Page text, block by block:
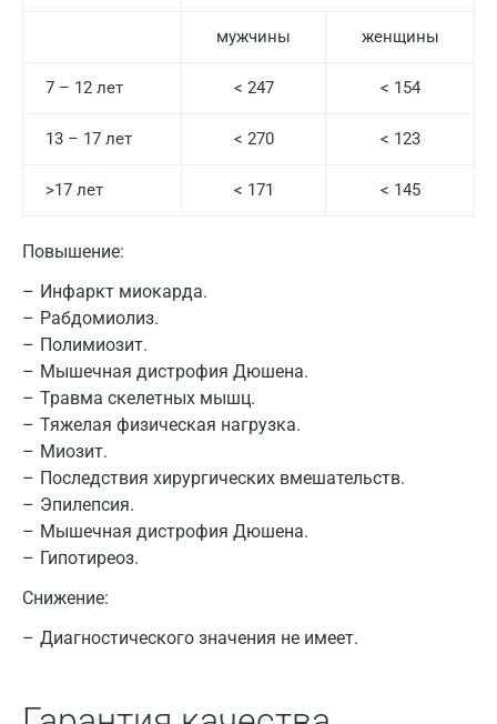
мужчины женщины
7 – 12 лет < 247 < 154
13 – 17 лет < 270 < 123
>17 лет < 171 < 145
Повышение:
Инфаркт миокарда.
Рабдомиолиз.
Полимиозит.
Мышечная дистрофия Дюшена.
Травма скелетных мышц.
Тяжелая физическая нагрузка.
Миозит.
Последствия хирургических вмешательств.
Эпилепсия.
Мышечная дистрофия Дюшена.
Гипотиреоз.
Снижение:
Диагностического значения не имеет.